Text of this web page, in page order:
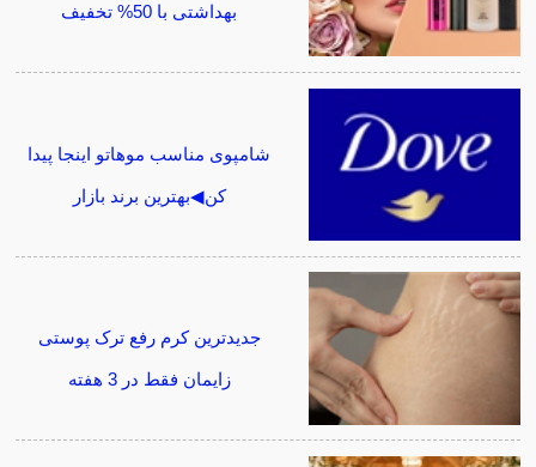
بهداشتی با 50% تخفیف
شامپوی مناسب موهاتو اینجا پیدا
کن◀بهترین برند بازار
جدیدترین کرم رفع ترک پوستی
زایمان فقط در 3 هفته